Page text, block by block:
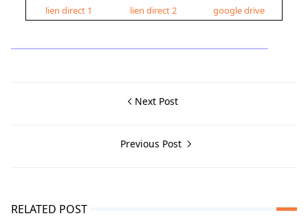
lien direct 1 lien direct 2 google drive
Next Post
Previous Post
RELATED POST